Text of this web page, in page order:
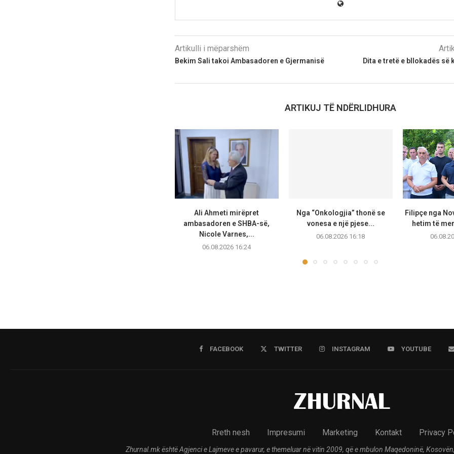
Artikulli i mëparshëm
Bekim Sali takoi Ambasadoren e Gjermanisë
Dita e tretë e bllokadës së
ARTIKUJ TË NDËRLIDHURA
Ali Ahmeti mirëpret
ambasadoren e SHBA-së,
Nicole Varnes,...
06.08.2026 16:24
Nga “Onkologjia” thonë se
vonesa e një pjese...
06.08.2026 16:18
Filipçe nga
hetim të
FACEBOOK TWITTER INSTAGRAM YOUTUBE
Rreth nesh Impresumi Marketing Kontakt Privacy
Zhurnal.mk është Agjenci e Lajmeve e pavarur, e themeluar në vitin 2009, që e mbulon Maqedoninë,